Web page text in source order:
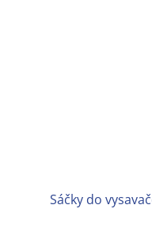
Sáčky do